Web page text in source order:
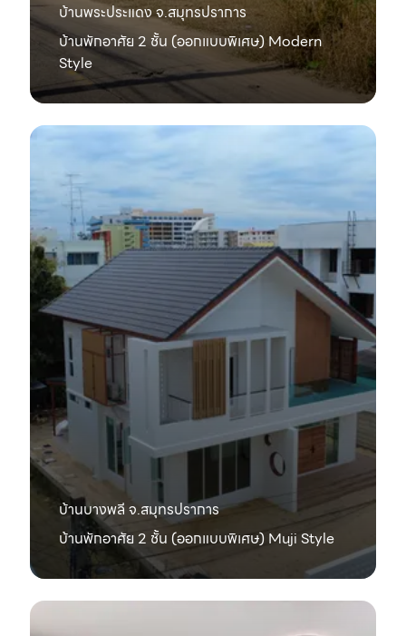
บ้านพระประแดง จ.สมุทรปราการ
บ้านพักอาศัย 2 ชั้น (ออกแบบพิเศษ) Modern
Style
บ้านบางพลี จ.สมุทรปราการ
บ้านพักอาศัย 2 ชั้น (ออกแบบพิเศษ) Muji Style